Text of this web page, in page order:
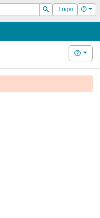
Suchen
Login Hilfe
Hilfe